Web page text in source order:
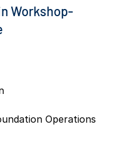
Workshop-
Operations